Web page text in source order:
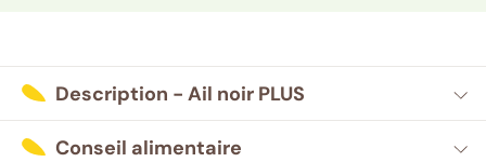
Description - Ail noir PLUS
Conseil alimentaire